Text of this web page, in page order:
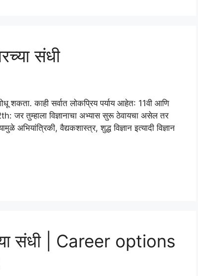
संधी
शकता. काही सर्वात लोकप्रिय पर्याय आहेत: 11वी आणि
जर तुम्हाला विज्ञानाचा अभ्यास सुरू ठेवायचा असेल तर
अभियांत्रिकी, वैद्यकशास्त्र, शुद्ध विज्ञान इत्यादी विज्ञान
संधी | Career options